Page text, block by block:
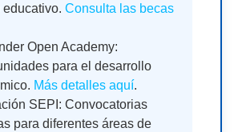
educativo. Consulta las becas
Open Academy:
para el desarrollo
Más detalles aquí.
SEPI: Convocatorias
para diferentes áreas de